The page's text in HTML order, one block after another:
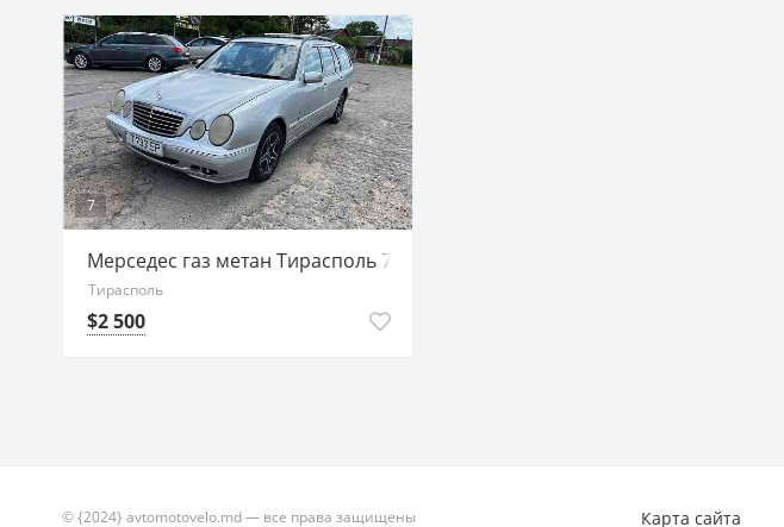
7
Мерседес газ метан Тирасполь 77751188 ватсап
Тирасполь
$2 500
© {2024} avtomotovelo.md — все права защищены Карта сайта